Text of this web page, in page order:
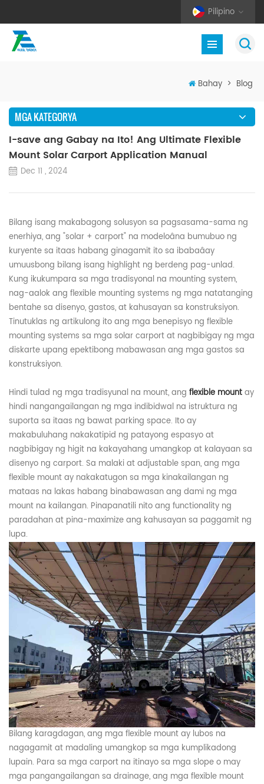
Pilipino
Bahay > Blog
MGA KATEGORYA
I-save ang Gabay na Ito! Ang Ultimate Flexible
Mount Solar Carport Application Manual
Dec 11 , 2024
Bilang isang makabagong solusyon sa pagsasama-sama ng
enerhiya, ang "solar + carport" na modeloâna bumubuo ng
kuryente sa itaas habang ginagamit ito sa ibabaâay
umuusbong bilang isang highlight ng berdeng pag-unlad.
Kung ikukumpara sa mga tradisyonal na mounting system,
nag-aalok ang flexible mounting systems ng mga natatanging
bentahe sa disenyo, gastos, at kahusayan sa konstruksiyon.
Tinutuklas ng artikulong ito ang mga benepisyo ng flexible
mounting systems sa mga solar carport at nagbibigay ng mga
diskarte upang epektibong mabawasan ang mga gastos sa
konstruksiyon.
Hindi tulad ng mga tradisyunal na mount, ang flexible mountay
hindi nangangailangan ng mga indibidwal na istruktura ng
suporta sa itaas ng bawat parking space. Ito ay
makabuluhang nakakatipid ng patayong espasyo at
nagbibigay ng higit na kakayahang umangkop at kalayaan sa
disenyo ng carport. Sa malaki at adjustable span, ang mga
flexible mount ay nakakatugon sa mga kinakailangan ng
mataas na lakas habang binabawasan ang dami ng mga
mount na kailangan. Pinapanatili nito ang functionality ng
paradahan at pina-maximize ang kahusayan sa paggamit ng
lupa.
Bilang karagdagan, ang mga flexible mount ay lubos na
nagagamit at madaling umangkop sa mga kumplikadong
lupain. Para sa mga carport na itinayo sa mga slope o may
mga pangangailangan sa drainage, ang mga flexible mount